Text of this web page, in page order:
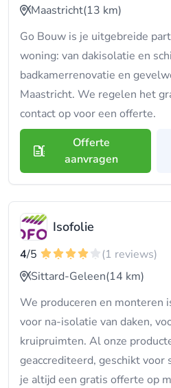
Maastricht(13 km)
Go Bouw is je uitgebreide
woning: van dakisolatie en
badkamerrenovatie en
Maastricht. We regelen het
contact op voor een offerte.
Offerte
aanvragen
Isofolie
4/5
(1 reviews)
Sittard-Geleen(14 km)
We produceren en monteren
voor na-isolatie van daken,
kruipruimten. Al onze
geaccrediteerd, geschikt voor
je altijd een gratis offerte op